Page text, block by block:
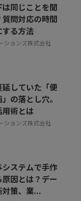
同じことを聞
質問対応の時間
する方法
ションズ株式会社
していた「便
の落とし穴。
術とは
ションズ株式会社
システムで手作
因とは？デー
対策、業...